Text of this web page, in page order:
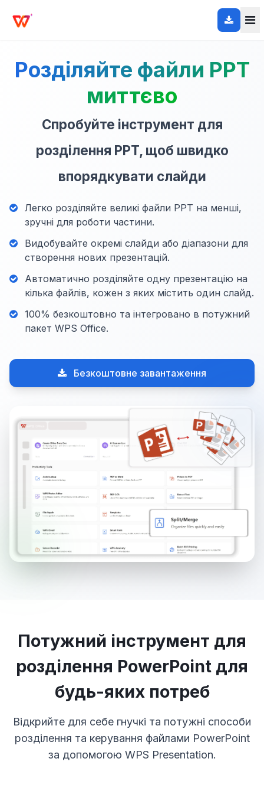
Розділяйте файли PPT
миттєво
Спробуйте інструмент для
розділення PPT, щоб швидко
впорядкувати слайди
Легко розділяйте великі файли PPT на менші,
зручні для роботи частини.
Видобувайте окремі слайди або діапазони для
створення нових презентацій.
Автоматично розділяйте одну презентацію на
кілька файлів, кожен з яких містить один слайд.
100% безкоштовно та інтегровано в потужний
пакет WPS Office.
Безкоштовне завантаження
Потужний інструмент для
розділення PowerPoint для
будь-яких потреб
Відкрийте для себе гнучкі та потужні способи
розділення та керування файлами PowerPoint
за допомогою WPS Presentation.